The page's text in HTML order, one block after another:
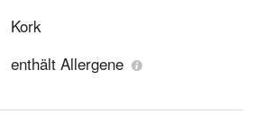
Kork
enthält Allergene